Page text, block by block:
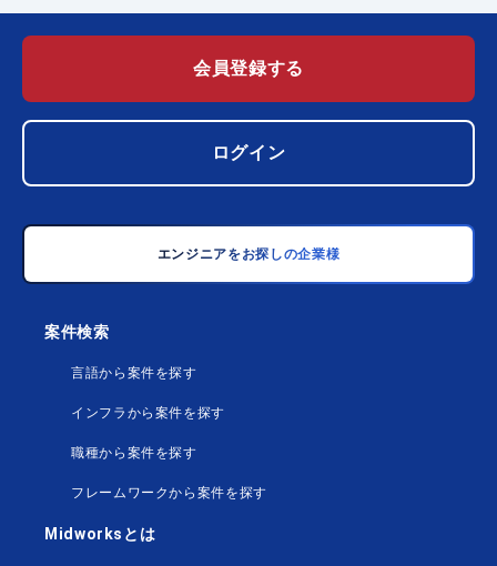
会員登録する
ログイン
エンジニアをお探しの企業様
案件検索
言語から案件を探す
インフラから案件を探す
職種から案件を探す
フレームワークから案件を探す
Midworksとは